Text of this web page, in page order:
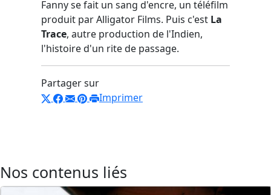
Fanny se fait un sang d'encre, un téléfilm
produit par Alligator Films. Puis c'est La
Trace, autre production de l'Indien,
l'histoire d'un rite de passage.
Partager sur
Imprimer
Nos contenus liés